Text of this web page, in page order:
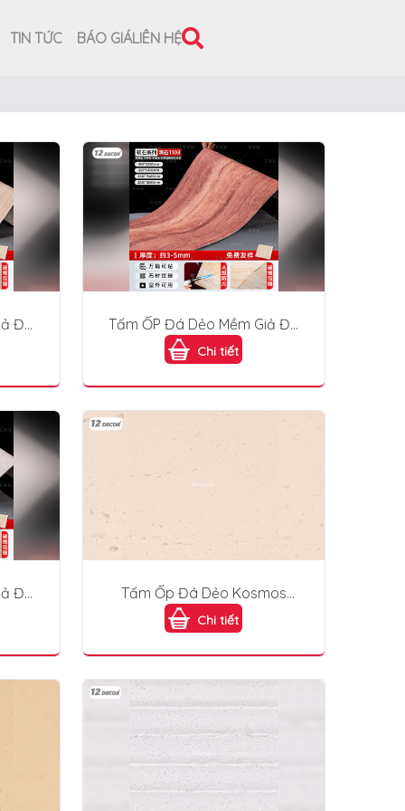
TIN TỨC BÁO GIÁLIÊN HỆ
Đá
Tấm ỐP Đá Dẻo Mềm Giả Đá
- 1103
Chi tiết
Đá
Tấm Ốp Đá Dẻo Kosmos
DD001-Off White
Chi tiết